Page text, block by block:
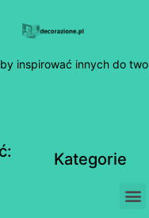
inspirować innych do
Kategorie